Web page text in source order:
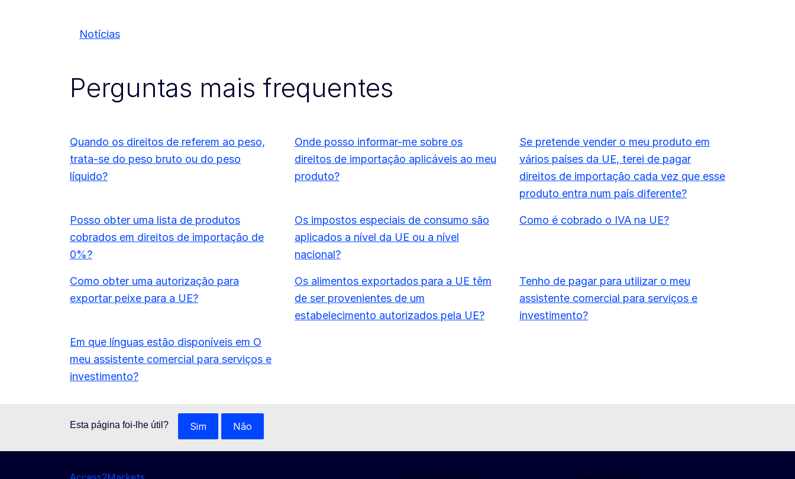
Notícias
Perguntas mais frequentes
Quando os direitos de referem ao peso,
trata-se do peso bruto ou do peso
líquido?
Onde posso informar-me sobre os
direitos de importação aplicáveis ao meu
produto?
Se pretende vender o meu produto em
vários países da UE, terei de pagar
direitos de importação cada vez que esse
produto entra num país diferente?
Posso obter uma lista de produtos
cobrados em direitos de importação de
0%?
Os impostos especiais de consumo são
aplicados a nível da UE ou a nível
nacional?
Como é cobrado o IVA na UE?
Como obter uma autorização para
exportar peixe para a UE?
Os alimentos exportados para a UE têm
de ser provenientes de um
estabelecimento autorizados pela UE?
Tenho de pagar para utilizar o meu
assistente comercial para serviços e
investimento?
Em que línguas estão disponíveis em O
meu assistente comercial para serviços e
investimento?
Esta página foi-lhe útil? Sim Não